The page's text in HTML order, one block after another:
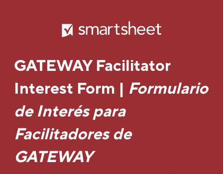
GATEWAY Facilitator
Interest Form | Formulario
de Interés para
Facilitadores de
GATEWAY